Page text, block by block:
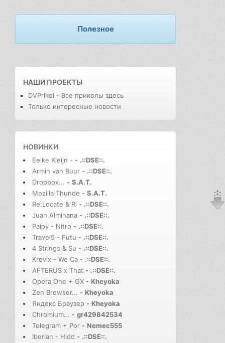
Полезное
НАШИ ПРОЕКТЫ
DVPrikol - Все приколы здесь
Только интересные новости
НОВИНКИ
Eelke Kleijn - - .::DSE::.
Armin van Buur - .::DSE::.
Dropbox... - S.A.T.
Mozilla Thunde - S.A.T.
Re:Locate & Ri - .::DSE::.
Juan Alminana - .::DSE::.
Paipy - Nitro - .::DSE::.
Travel5 - Futu - .::DSE::.
4 Strings & Su - .::DSE::.
Krevix - We Ca - .::DSE::.
AFTERUS x That - .::DSE::.
Opera One + GX - Kheyoka
Zen Browser... - Kheyoka
Яндекс Браузер - Kheyoka
Chromium... - gr429842534
Telegram + Por - Nemec555
Iberian - Hidd - .::DSE::.